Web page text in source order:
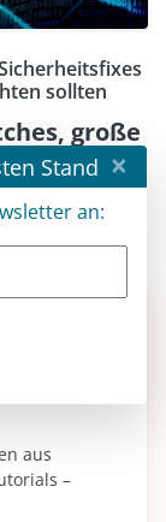
sollten
große
aus
–
Stand ×
an: